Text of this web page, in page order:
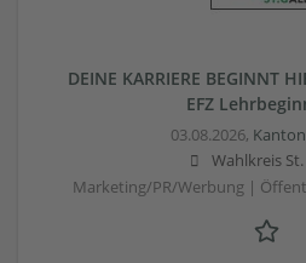
DEINE KARRIERE BEGINNT
EFZ
03.08.2026,
Wahlkreis
Marketing/PR/Werbung |